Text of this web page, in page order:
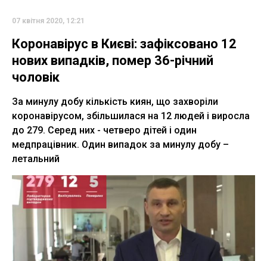
07 квітня 2020, 12:21
Коронавірус в Києві: зафіксовано 12
нових випадків, помер 36-річний
чоловік
За минулу добу кількість киян, що захворіли
коронавірусом, збільшилася на 12 людей і виросла
до 279. Серед них - четверо дітей і один
медпрацівник. Один випадок за минулу добу –
летальний